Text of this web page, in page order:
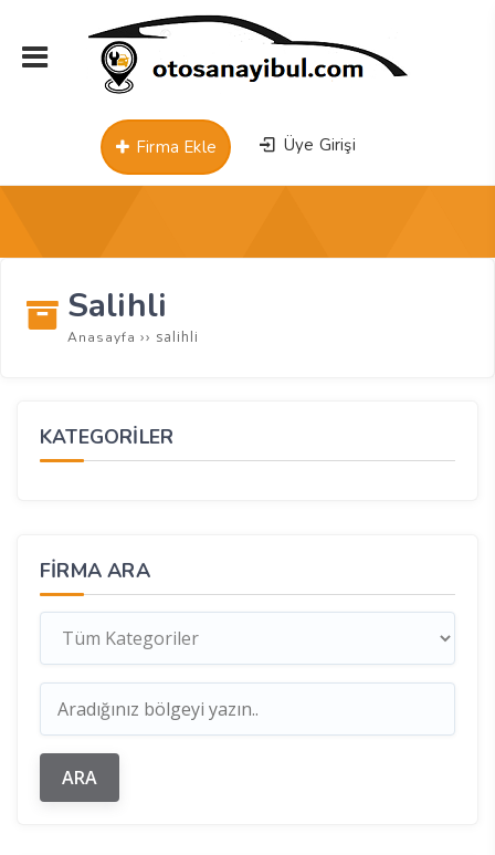
Üye Girişi
Firma Ekle
Salihli
Anasayfa ›› salihli
KATEGORİLER
FIRMA ARA